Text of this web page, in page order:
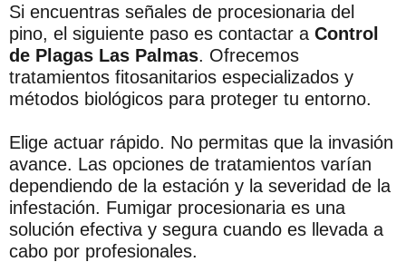
Si encuentras señales de procesionaria del
pino, el siguiente paso es contactar a Control
de Plagas Las Palmas. Ofrecemos
tratamientos fitosanitarios especializados y
métodos biológicos para proteger tu entorno.
Elige actuar rápido. No permitas que la invasión
avance. Las opciones de tratamientos varían
dependiendo de la estación y la severidad de la
infestación. Fumigar procesionaria es una
solución efectiva y segura cuando es llevada a
cabo por profesionales.